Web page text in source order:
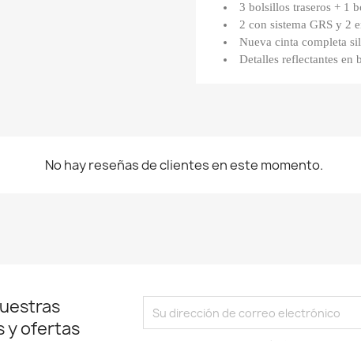
3 bolsillos traseros + 1
2 con sistema GRS y 2
Nueva cinta completa
Detalles reflectantes en
No hay reseñas de clientes en este momento.
y ofertas